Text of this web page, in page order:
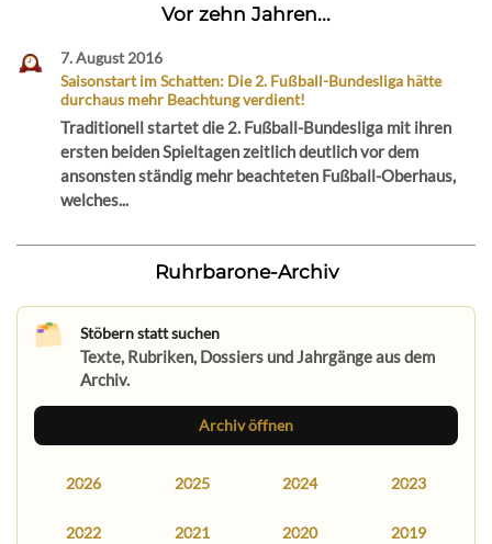
Vor zehn Jahren...
7. August 2016
Saisonstart im Schatten: Die 2. Fußball-Bundesliga hätte
durchaus mehr Beachtung verdient!
Traditionell startet die 2. Fußball-Bundesliga mit ihren
ersten beiden Spieltagen zeitlich deutlich vor dem
ansonsten ständig mehr beachteten Fußball-Oberhaus,
welches...
Ruhrbarone-Archiv
Stöbern statt suchen
Texte, Rubriken, Dossiers und Jahrgänge aus dem
Archiv.
Archiv öffnen
2026 2025 2024 2023
2022 2021 2020 2019